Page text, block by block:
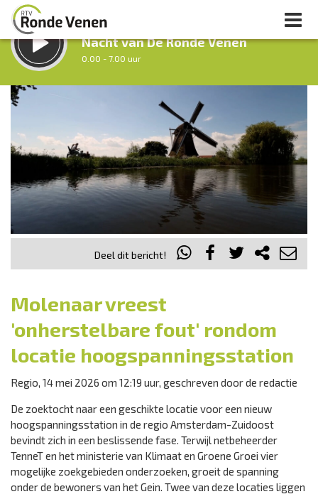
LUISTER LIVE:
Nacht van De Ronde Venen
0.00 - 7.00 uur
STRAKS:
Ochtendronde
Vorig uur
uur 1 van 0 Volgend uur
Deel dit bericht!
Molenaar vreest
'onherstelbare fout' rondom
locatie hoogspanningsstation
Regio, 14 mei 2026 om 12:19 uur, geschreven door de redactie
De zoektocht naar een geschikte locatie voor een nieuw
hoogspanningsstation in de regio Amsterdam-Zuidoost
bevindt zich in een beslissende fase. Terwijl netbeheerder
TenneT en het ministerie van Klimaat en Groene Groei vier
mogelijke zoekgebieden onderzoeken, groeit de spanning
onder de bewoners van het Gein. Twee van deze locaties liggen